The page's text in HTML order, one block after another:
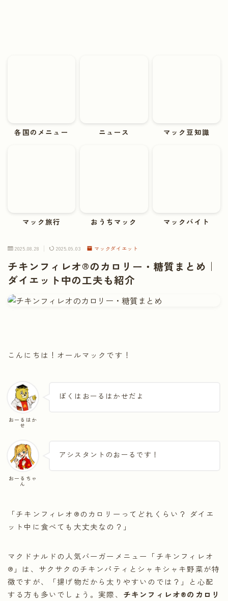
各国のメニュー ニュース マック豆知識
マック旅行 おうちマック マックバイト
2025.08.28 2025.09.03 マックダイエット
チキンフィレオ®のカロリー・糖質まとめ｜
ダイエット中の工夫も紹介
こんにちは！オールマックです！
おーるはか
せ
ぼくはおーるはかせだよ
おーるちゃ
ん
アシスタントのおーるです！
「チキンフィレオ®のカロリーってどれくらい？ ダイエ
ット中に食べても大丈夫なの？」
マクドナルドの人気バーガーメニュー「チキンフィレオ
®」は、サクサクのチキンパティとシャキシャキ野菜が特
徴ですが、「揚げ物だから太りやすいのでは？」と心配
する方も多いでしょう。実際、 チキンフィレオ®のカロリ